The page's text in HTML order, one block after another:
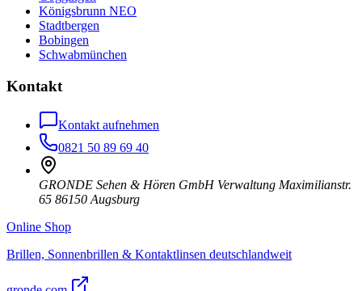
Königsbrunn NEO
Stadtbergen
Bobingen
Schwabmünchen
Kontakt
Kontakt aufnehmen
0821 50 89 69 40
GRONDE Sehen & Hören GmbH Verwaltung Maximilianstr.
65 86150 Augsburg
Online Shop
Brillen, Sonnenbrillen & Kontaktlinsen deutschlandweit